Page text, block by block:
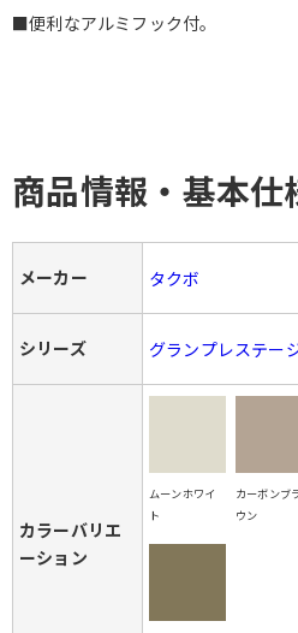
■便利なアルミフック付。
商品情報・基本仕
メーカー タクボ
シリーズ グランプレステー
カラーバリエ
ーション
ムーンホワイ
ト
カーボンブ
ウン